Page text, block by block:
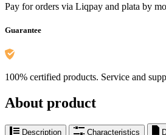
Pay for orders via Liqpay and plata by
Guarantee
100% certified products. Service and
About product
Description Characteristics